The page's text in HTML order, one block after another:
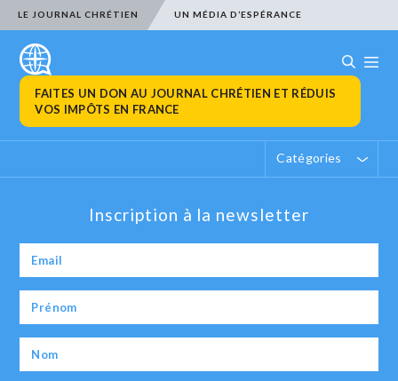
LE JOURNAL CHRÉTIEN UN MÉDIA D’ESPÉRANCE
FAITES UN DON AU JOURNAL CHRÉTIEN ET RÉDUIS
VOS IMPÔTS EN FRANCE
Catégories
Inscription à la newsletter